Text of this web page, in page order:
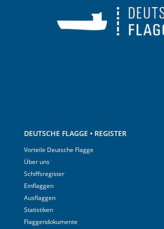
DEUTSCHE FLAGGE • REGISTER
Vorteile Deutsche Flagge
Über uns
Schiffsregister
Einflaggen
Ausflaggen
Statistiken
Flaggendokumente